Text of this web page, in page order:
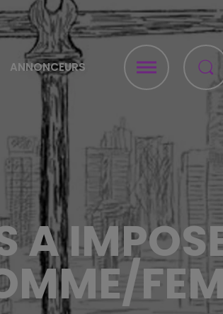
ANNONCEURS
A